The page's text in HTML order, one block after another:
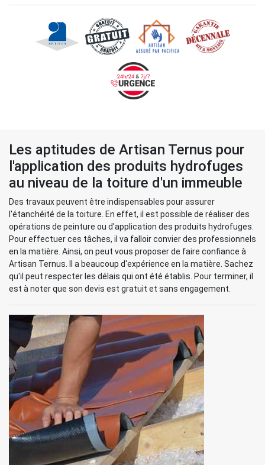
Les aptitudes de Artisan Ternus pour
l'application des produits hydrofuges
au niveau de la toiture d'un immeuble
Des travaux peuvent être indispensables pour assurer
l'étanchéité de la toiture. En effet, il est possible de réaliser des
opérations de peinture ou d'application des produits hydrofuges.
Pour effectuer ces tâches, il va falloir convier des professionnels
en la matière. Ainsi, on peut vous proposer de faire confiance à
Artisan Ternus. Il a beaucoup d'expérience en la matière. Sachez
qu'il peut respecter les délais qui ont été établis. Pour terminer, il
est à noter que son devis est gratuit et sans engagement.